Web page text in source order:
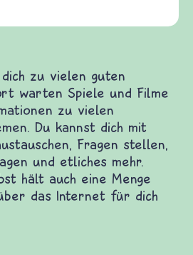
guten Kinderwebsites.
dich und Informationen
Du kannst dich mit
Fragen stellen, selbst
seitenstark.de selbst
Wissen über das Internet
und